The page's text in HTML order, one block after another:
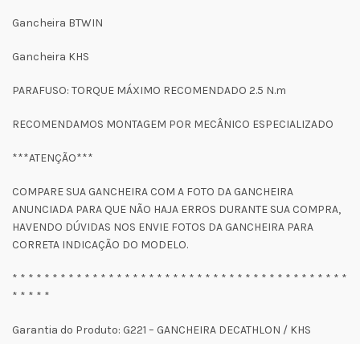
Gancheira BTWIN
Gancheira KHS
PARAFUSO: TORQUE MÁXIMO RECOMENDADO 2.5 N.m
RECOMENDAMOS MONTAGEM POR MECÂNICO ESPECIALIZADO
***ATENÇÃO***
COMPARE SUA GANCHEIRA COM A FOTO DA GANCHEIRA
ANUNCIADA PARA QUE NÃO HAJA ERROS DURANTE SUA COMPRA,
HAVENDO DÚVIDAS NOS ENVIE FOTOS DA GANCHEIRA PARA
CORRETA INDICAÇÃO DO MODELO.
* * * * * * * * * * * * * * * * * * * * * * * * * * * * * * * * * * * * * * * * * *
* * * * *
Garantia do Produto: G221 – GANCHEIRA DECATHLON / KHS